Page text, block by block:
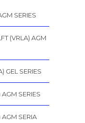
SERIES
(VRLA) AGM
GEL SERIES
SERIES
SERIA